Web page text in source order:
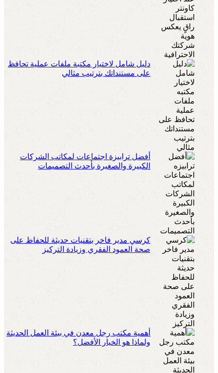
دليل شامل لاختيار مكتبة ملفات عملية تحافظ
على مستنداتك بترتيب مثالي
أفضل ترابيزة اجتماعات لمكاتب الشركات
الكبيرة والصغيرة بأحدث التصميمات
كرسي مدير فاخر بتقنيات حديثة للحفاظ على
صحة العمود الفقري وزيادة التركيز
أهمية مكتب رجل معدن في بيئة العمل الحديثة
ولماذا هو الخيار الأفضل؟